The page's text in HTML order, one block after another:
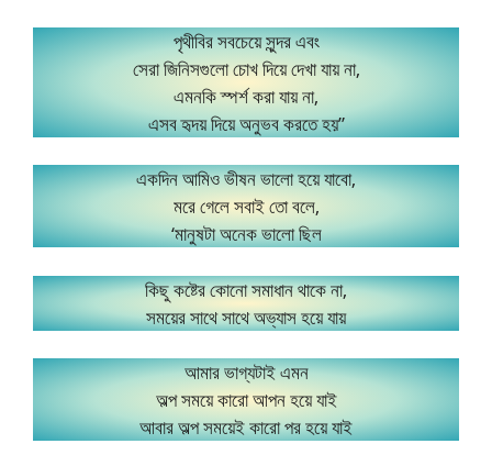
পৃথীবির সবচেয়ে সুন্দর এবং
সেরা জিনিসগুলো চোখ দিয়ে দেখা যায় না,
এমনকি স্পর্শ করা যায় না,
এসব হৃদয় দিয়ে অনুভব করতে হয়”
একদিন আমিও ভীষন ভালো হয়ে যাবো,
মরে গেলে সবাই তো বলে,
‘মানুষটা অনেক ভালো ছিল
কিছু কষ্টের কোনো সমাধান থাকে না,
সময়ের সাথে সাথে অভ্যাস হয়ে যায়
আমার ভাগ্যটাই এমন
অল্প সময়ে কারো আপন হয়ে যাই
আবার অল্প সময়েই কারো পর হয়ে যাই